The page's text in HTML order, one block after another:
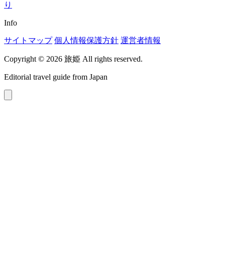
り
Info
サイトマップ 個人情報保護方針 運営者情報
Copyright © 2026 旅姫 All rights reserved.
Editorial travel guide from Japan